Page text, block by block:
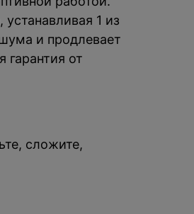
1 из
и продлевает
гарантия от
сложите,